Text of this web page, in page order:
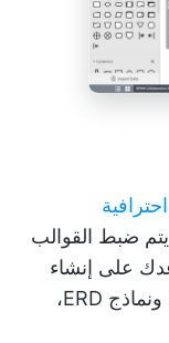
ضبط القوالب
على إنشاء
مخططات UML، ومخططات BPMN، ونماذج ERD،